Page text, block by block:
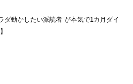
ダ動かしたい派読者”が本気で1カ月ダイ